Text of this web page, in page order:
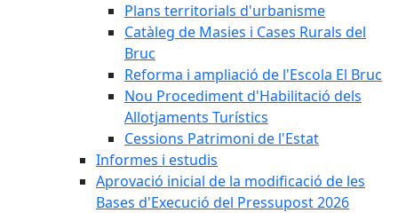
Plans territorials d'urbanisme
Catàleg de Masies i Cases Rurals del
Bruc
Reforma i ampliació de l'Escola El Bruc
Nou Procediment d'Habilitació dels
Allotjaments Turístics
Cessions Patrimoni de l'Estat
Informes i estudis
Aprovació inicial de la modificació de les
Bases d'Execució del Pressupost 2026